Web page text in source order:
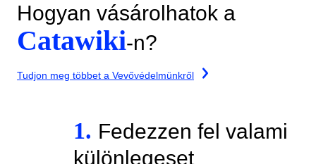
Hogyan vásárolhatok a
Catawiki-n?
Tudjon meg többet a Vevővédelmünkről
1. Fedezzen fel valami
különlegeset